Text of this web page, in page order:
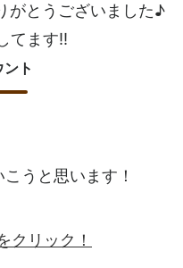
がとうございました♪
てます!!
ト
うと思います！
クリック！